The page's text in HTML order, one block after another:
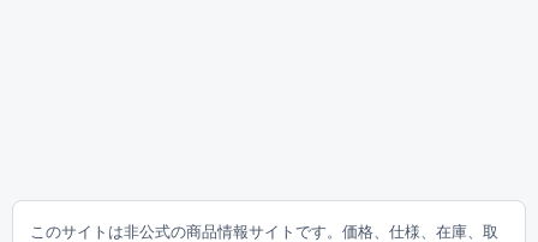
このサイトは非公式の商品情報サイトです。価格、仕様、在庫、取